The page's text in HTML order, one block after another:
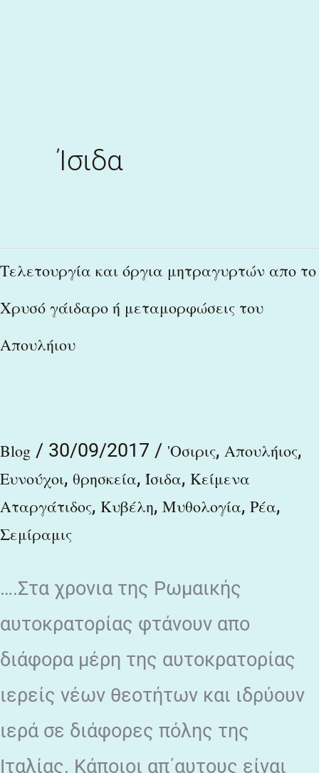
Ίσιδα
Τελετουργία και όργια μητραγυρτών απο το
Χρυσό γάιδαρο ή μεταμορφώσεις του
Απουλήιου
Blog / 30/09/2017 / 'Οσιρις, Απουλήιος,
Ευνούχοι, θρησκεία, Ίσιδα, Κείμενα
Αταργάτιδος, Κυβέλη, Μυθολογία, Ρέα,
Σεμίραμις
….Στα χρονια της Ρωμαικής
αυτοκρατορίας φτάνουν απο
διάφορα μέρη της αυτοκρατορίας
ιερείς νέων θεοτήτων και ιδρύουν
ιερά σε διάφορες πόλης της
Ιταλίας. Κάποιοι απ΄αυτους είναι
Τελετουργία
όργια
μητραγυρτών
γάιδαρο
ή
μεταμορφώσεις
του